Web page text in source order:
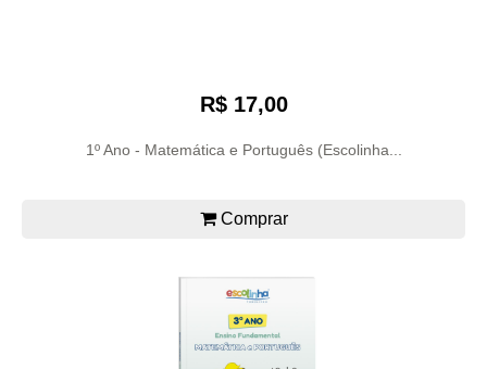
R$ 17,00
1º Ano - Matemática e Português (Escolinha...
Comprar